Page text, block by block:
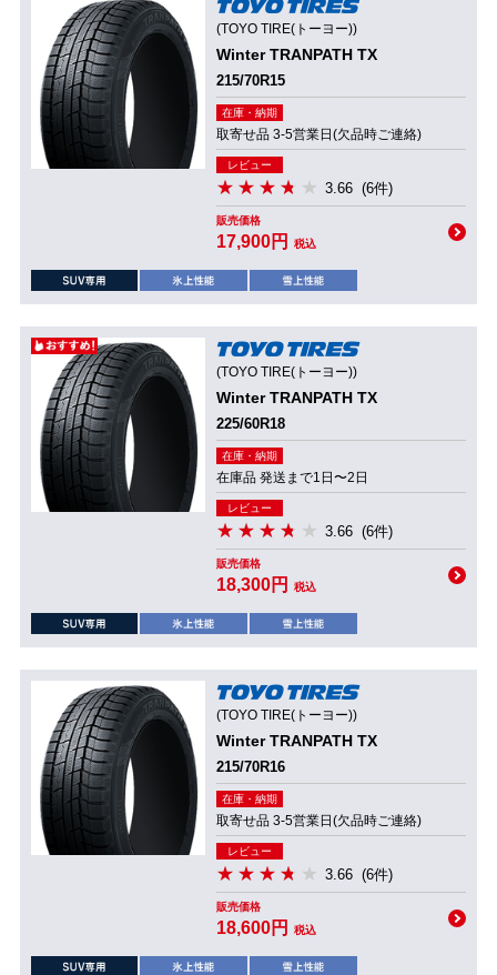
(TOYO TIRE(トーヨー))
Winter TRANPATH TX
215/70R15
在庫・納期
取寄せ品 3-5営業日(欠品時ご連絡)
レビュー
3.66 (6件)
販売価格
17,900円 税込
(TOYO TIRE(トーヨー))
Winter TRANPATH TX
225/60R18
在庫・納期
在庫品 発送まで1日〜2日
レビュー
3.66 (6件)
販売価格
18,300円 税込
(TOYO TIRE(トーヨー))
Winter TRANPATH TX
215/70R16
在庫・納期
取寄せ品 3-5営業日(欠品時ご連絡)
レビュー
3.66 (6件)
販売価格
18,600円 税込